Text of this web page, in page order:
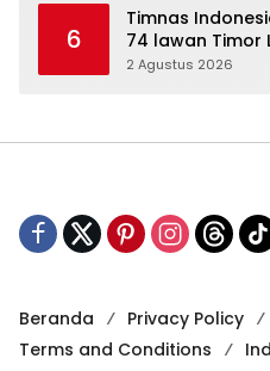
6
Timnas
74 lawan Timor
Pecah
2 Agustus 2026
Beranda Privacy Policy
Terms and Conditions